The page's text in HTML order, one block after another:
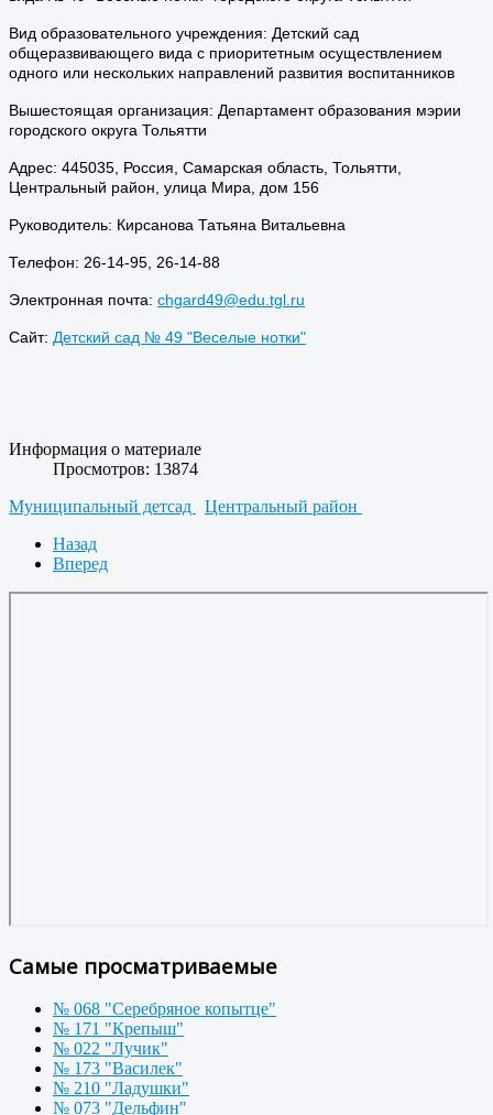
Вид образовательного учреждения: Детский сад
общеразвивающего вида с приоритетным осуществлением
одного или нескольких направлений развития воспитанников
Вышестоящая организация: Департамент образования мэрии
городского округа Тольятти
Адрес: 445035, Россия, Самарская область, Тольятти,
Центральный район, улица Мира, дом 156
Руководитель: Кирсанова Татьяна Витальевна
Телефон: 26-14-95, 26-14-88
Электронная почта: chgard49@edu.tgl.ru
Сайт: Детский сад № 49 "Веселые нотки"
Информация о материале
Просмотров: 13874
Муниципальный детсад
Центральный район
Назад
Вперед
Самые просматриваемые
№ 068 "Серебряное копытце"
№ 171 "Крепыш"
№ 022 "Лучик"
№ 173 "Василек"
№ 210 "Ладушки"
№ 073 "Дельфин"